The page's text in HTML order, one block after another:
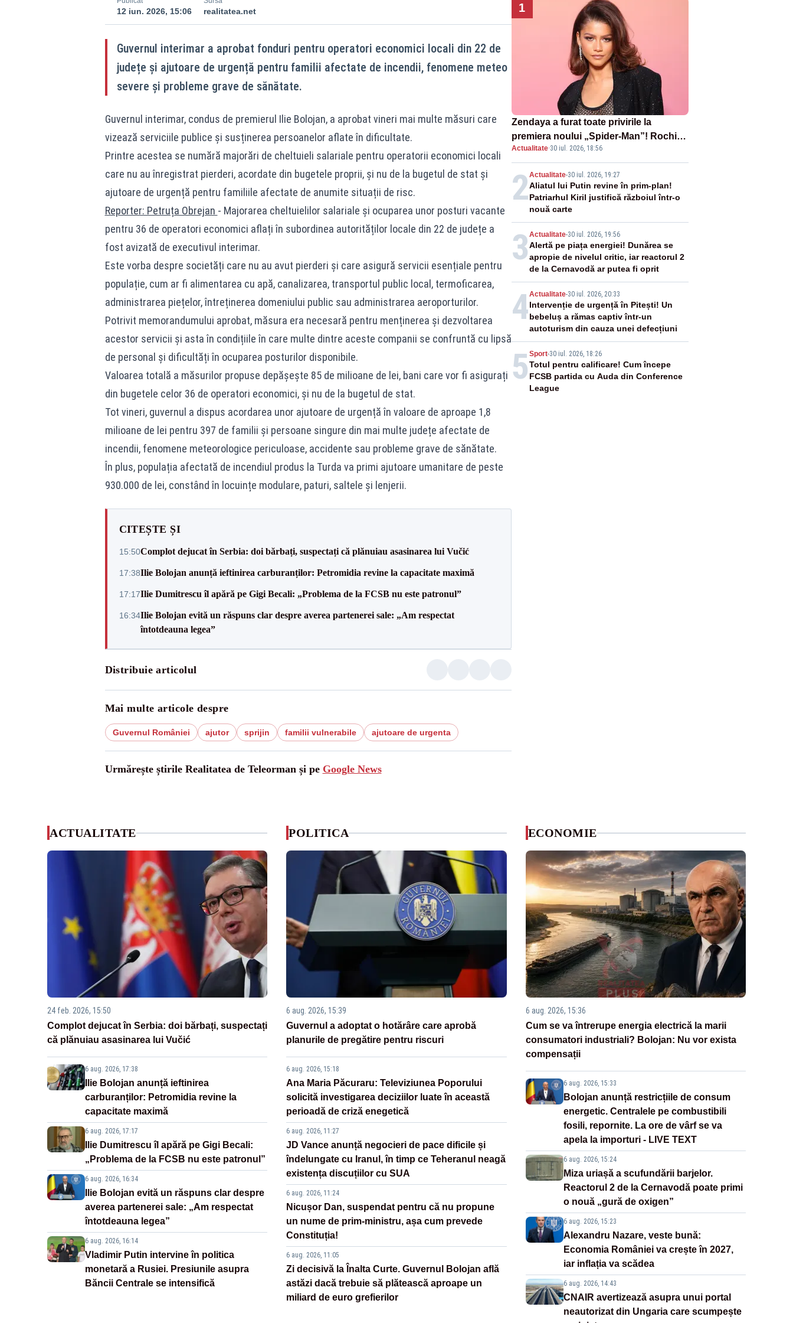
12 iun. 2026, 15:06 realitatea.net
Guvernul interimar a aprobat fonduri pentru operatori economici locali din 22 de
județe și ajutoare de urgență pentru familii afectate de incendii, fenomene meteo
severe și probleme grave de sănătate.
Guvernul interimar, condus de premierul Ilie Bolojan, a aprobat vineri mai multe măsuri care
vizează serviciile publice și susținerea persoanelor aflate în dificultate.
Printre acestea se numără majorări de cheltuieli salariale pentru operatorii economici locali
care nu au înregistrat pierderi, acordate din bugetele proprii, și nu de la bugetul de stat și
ajutoare de urgență pentru familiile afectate de anumite situații de risc.
Reporter: Petruța Obrejan - Majorarea cheltuielilor salariale și ocuparea unor posturi vacante
pentru 36 de operatori economici aflați în subordinea autorităților locale din 22 de județe a
fost avizată de executivul interimar.
Este vorba despre societăți care nu au avut pierderi și care asigură servicii esențiale pentru
populație, cum ar fi alimentarea cu apă, canalizarea, transportul public local, termoficarea,
administrarea piețelor, întreținerea domeniului public sau administrarea aeroporturilor.
Potrivit memorandumului aprobat, măsura era necesară pentru menținerea și dezvoltarea
acestor servicii și asta în condițiile în care multe dintre aceste companii se confruntă cu lipsă
de personal și dificultăți în ocuparea posturilor disponibile.
Valoarea totală a măsurilor propuse depășește 85 de milioane de lei, bani care vor fi asigurați
din bugetele celor 36 de operatori economici, și nu de la bugetul de stat.
Tot vineri, guvernul a dispus acordarea unor ajutoare de urgență în valoare de aproape 1,8
milioane de lei pentru 397 de familii și persoane singure din mai multe județe afectate de
incendii, fenomene meteorologice periculoase, accidente sau probleme grave de sănătate.
În plus, populația afectată de incendiul produs la Turda va primi ajutoare umanitare de peste
930.000 de lei, constând în locuințe modulare, paturi, saltele și lenjerii.
CITEȘTE ȘI
15:50Complot dejucat în Serbia: doi bărbați, suspectați că plănuiau asasinarea lui Vučić
17:38Ilie Bolojan anunță ieftinirea carburanților: Petromidia revine la capacitate maximă
17:17Ilie Dumitrescu îl apără pe Gigi Becali: „Problema de la FCSB nu este patronul”
16:34Ilie Bolojan evită un răspuns clar despre averea partenerei sale: „Am respectat
întotdeauna legea”
Distribuie articolul
Mai multe articole despre
Guvernul României ajutor sprijin familii vulnerabile ajutoare de urgenta
Urmărește știrile Realitatea de Teleorman și pe Google News
1
Zendaya a furat toate privirile la
premiera noului „Spider-Man”! Rochia
inspirată de pânza de păianjen a făcut
senzație
Actualitate·30 iul. 2026, 18:56
2Actualitate-30 iul. 2026, 19:27
Aliatul lui Putin revine în prim-plan!
Patriarhul Kiril justifică războiul într-o
nouă carte
3 Actualitate-30 iul. 2026, 19:56
Alertă pe piața energiei! Dunărea se
apropie de nivelul critic, iar reactorul 2
de la Cernavodă ar putea fi oprit
4Actualitate-30 iul. 2026, 20:33
Intervenție de urgență în Pitești! Un
bebeluș a rămas captiv într-un
autoturism din cauza unei defecțiuni
5 Sport-30 iul. 2026, 18:26
Totul pentru calificare! Cum începe
FCSB partida cu Auda din Conference
League
ACTUALITATE
24 feb. 2026, 15:50
Complot dejucat în Serbia: doi bărbați, suspectați
că plănuiau asasinarea lui Vučić
6 aug. 2026, 17:38
Ilie Bolojan anunță ieftinirea
carburanților: Petromidia revine la
capacitate maximă
6 aug. 2026, 17:17
Ilie Dumitrescu îl apără pe Gigi Becali:
„Problema de la FCSB nu este patronul”
6 aug. 2026, 16:34
Ilie Bolojan evită un răspuns clar despre
averea partenerei sale: „Am respectat
întotdeauna legea”
6 aug. 2026, 16:14
Vladimir Putin intervine în politica
monetară a Rusiei. Presiunile asupra
Băncii Centrale se intensifică
POLITICA
6 aug. 2026, 15:39
Guvernul a adoptat o hotărâre care aprobă
planurile de pregătire pentru riscuri
6 aug. 2026, 15:18
Ana Maria Păcuraru: Televiziunea Poporului
solicită investigarea deciziilor luate în această
perioadă de criză enegetică
6 aug. 2026, 11:27
JD Vance anunță negocieri de pace dificile și
îndelungate cu Iranul, în timp ce Teheranul neagă
existența discuțiilor cu SUA
6 aug. 2026, 11:24
Nicușor Dan, suspendat pentru că nu propune
un nume de prim-ministru, așa cum prevede
Constituția!
6 aug. 2026, 11:05
Zi decisivă la Înalta Curte. Guvernul Bolojan află
astăzi dacă trebuie să plătească aproape un
miliard de euro grefierilor
ECONOMIE
6 aug. 2026, 15:36
Cum se va întrerupe energia electrică la marii
consumatori industriali? Bolojan: Nu vor exista
compensații
6 aug. 2026, 15:33
Bolojan anunță restricțiile de consum
energetic. Centralele pe combustibili
fosili, repornite. La ore de vârf se va
apela la importuri - LIVE TEXT
6 aug. 2026, 15:24
Miza uriașă a scufundării barjelor.
Reactorul 2 de la Cernavodă poate primi
o nouă „gură de oxigen”
6 aug. 2026, 15:23
Alexandru Nazare, veste bună:
Economia României va crește în 2027,
iar inflația va scădea
6 aug. 2026, 14:43
CNAIR avertizează asupra unui portal
neautorizat din Ungaria care scumpește